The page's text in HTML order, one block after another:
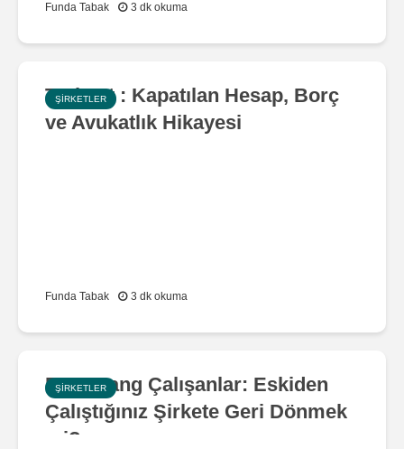
Funda Tabak 3 dk okuma
ŞIRKETLER
Turknet : Kapatılan Hesap, Borç
ve Avukatlık Hikayesi
Funda Tabak 3 dk okuma
ŞIRKETLER
Bumerang Çalışanlar: Eskiden
Çalıştığınız Şirkete Geri Dönmek
mi?